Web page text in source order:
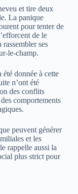
et tire deux
La panique
pour tenter de
de le
rassembler ses
le-champ.
donnée à cette
n’ont été
des conflits
comportements
peuvent générer
et les
rappelle aussi la
plus strict pour